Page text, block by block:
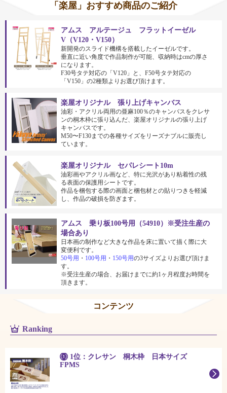
「楽屋」おすすめ商品のご紹介
アムス アルテージュ フラットイーゼル
V（V120・V150）
新開発のスライド機構を搭載したイーゼルです。
垂直に近い角度で作品制作が可能、収納時はcmの厚さ
になります。
F30号タテ対応の「V120」と、F50号タテ対応の
「V150」の2種類よりお選び頂けます。
楽屋オリジナル 張り上げキャンバス
油彩・アクリル両用の亜麻100％のキャンバスをクレサ
ンの桐木枠に張り込んだ、楽屋オリジナルの張り上げ
キャンバスです。
M50〜F130までの各種サイズをリーズナブルに販売し
ています。
楽屋オリジナル セパレシート10m
油彩画やアクリル画など、特に光沢があり粘着性の残
る表面の保護用シートです。
作品を梱包する際の画面と梱包材との貼りつきを軽減
し、作品の破損を防ぎます。
アムス 乗り板100号用（54910）※受注生産の
場合あり
日本画の制作など大きな作品を床に置いて描く際に大
変便利です。
50号用 ・ 100号用 ・ 150号用の3サイズよりお選び頂けま
す。
※受注生産の場合、お届けまでに約1ヶ月程度お時間を
頂きます。
コンテンツ
Ranking
1位：クレサン 桐木枠 日本サイズ
FPMS